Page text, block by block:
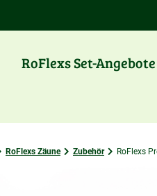
RoFlexs Set-Angebote
RoFlexs Zäune Zubehör RoFlexs